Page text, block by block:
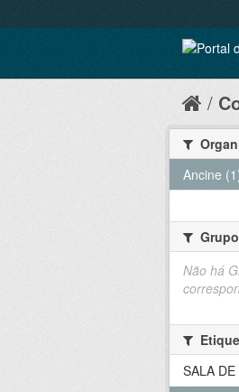
Ancine
Não há
SALA